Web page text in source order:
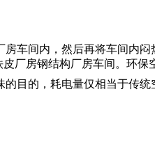
车间内，然后再将车间内
厂房钢结构厂房车间。环
目的，耗电量仅相当于传